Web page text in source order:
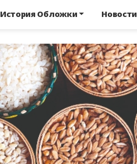
История Обложки Новости